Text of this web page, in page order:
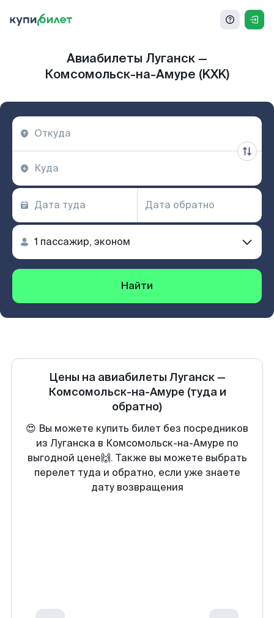
Авиабилеты Луганск —
Комсомольск-на-Амуре (KXK)
Найти
Цены на авиабилеты Луганск—
Комсомольск-на-Амуре (туда и
обратно)
😍 Вы можете купить билет без посредников
из Луганска в Комсомольск-на-Амуре по
выгодной цене🙌. Также вы можете выбрать
перелет туда и обратно, если уже знаете
дату возвращения